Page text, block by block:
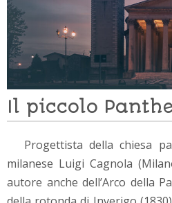
Il piccolo
Progettista della chiesa
milanese Luigi Cagnola
autore anche dell’Arco della